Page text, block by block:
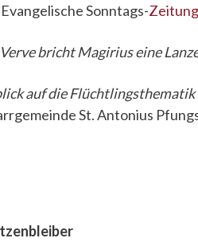
Sonntags-Zeitung
bricht Magirius eine
auf die Flüchtlingsthematik
St. Antonius